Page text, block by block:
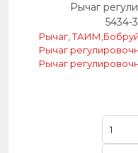
Рычаг
5434-
Рычаг,
Рычаг
Рычаг